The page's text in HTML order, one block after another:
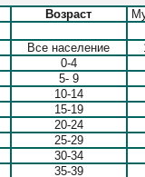
Возраст
Все население
0-4
5- 9
10-14
15-19
20-24
25-29
30-34
35-39